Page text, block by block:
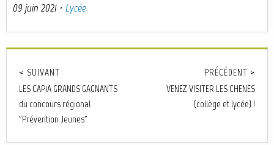
09 juin 2021 · Lycée
< SUIVANT
LES CAP1A GRANDS GAGNANTS
du concours régional
"Prévention Jeunes"
PRÉCÉDENT >
VENEZ VISITER LES CHENES
(collège et lycée) !